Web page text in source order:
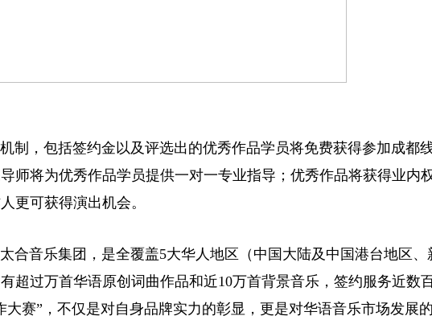
制，包括签约金以及评选出的优秀作品学员将免费获得参加成都
师将为优秀作品学员提供一对一专业指导；优秀作品将获得业内
更可获得演出机会。
合音乐集团，是全覆盖5大华人地区（中国大陆及中国港台地区、
超过万首华语原创词曲作品和近10万首背景音乐，签约服务近数
赛”，不仅是对自身品牌实力的彰显，更是对华语音乐市场发展